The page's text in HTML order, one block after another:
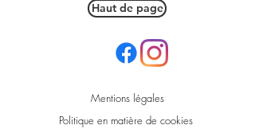
Haut de page
Mentions légales
Politique en matière de cookies